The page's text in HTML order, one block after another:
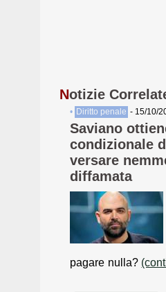
Notizie
• Diritto penale - 15/10/
Saviano
condizionale
versare
diffamata
pagare nulla?